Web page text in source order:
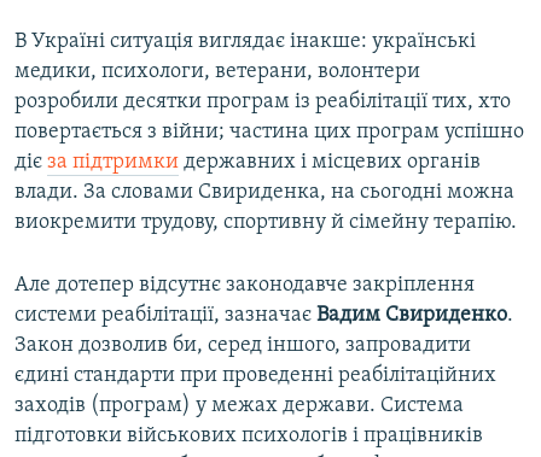
В Україні ситуація виглядає інакше: українські
медики, психологи, ветерани, волонтери
розробили десятки програм із реабілітації тих, хто
повертається з війни; частина цих програм успішно
діє за підтримки державних і місцевих органів
влади. За словами Свириденка, на сьогодні можна
виокремити трудову, спортивну й сімейну терапію.
Але дотепер відсутнє законодавче закріплення
системи реабілітації, зазначає Вадим Свириденко.
Закон дозволив би, серед іншого, запровадити
єдині стандарти при проведенні реабілітаційних
заходів (програм) у межах держави. Система
підготовки військових психологів і працівників